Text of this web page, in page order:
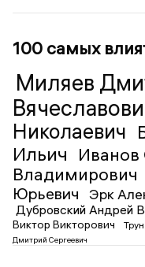
100 самых
Миляев
Николаевич
Ильич
Иванов
Владимирович
Юрьевич
Эрк
Дубровский Андрей
Виктор Викторович
Дмитрий Сергеевич